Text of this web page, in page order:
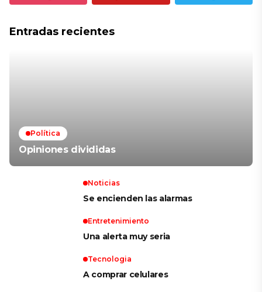
Entradas recientes
Política
Opiniones divididas
Noticias
Se encienden las alarmas
Entretenimiento
Una alerta muy seria
Tecnologia
A comprar celulares